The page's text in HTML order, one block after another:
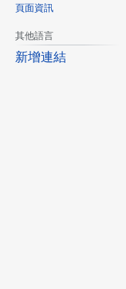
頁面資訊
其他語言
新增連結